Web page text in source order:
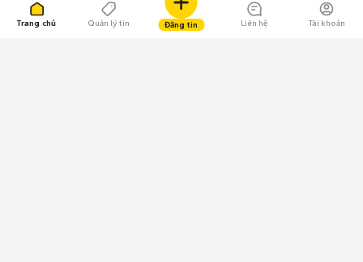
Trang chủ Quản lý tin Đăng tin Liên hệ Tài khoản